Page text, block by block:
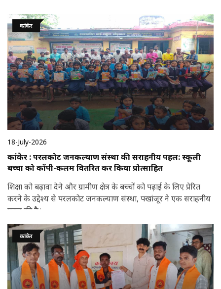
कांकेर
18-July-2026
कांकेर : परलकोट जनकल्याण संस्था की सराहनीय पहल: स्कूली
बच्चों को कॉपी-कलम वितरित कर किया प्रोत्साहित
शिक्षा को बढ़ावा देने और ग्रामीण क्षेत्र के बच्चों को पढ़ाई के लिए प्रेरित
करने के उद्देश्य से परलकोट जनकल्याण संस्था, पखांजूर ने एक सराहनीय
पहल की है।
कांकेर